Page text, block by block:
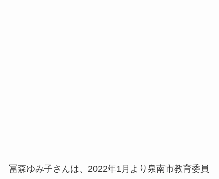
冨森ゆみ子さんは、2022年1月より泉南市教育委員